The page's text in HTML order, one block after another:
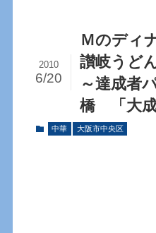
Ｍのディ
讃岐うど
～達成者
橋 「大成
2010
6/20
中華 大阪市中央区